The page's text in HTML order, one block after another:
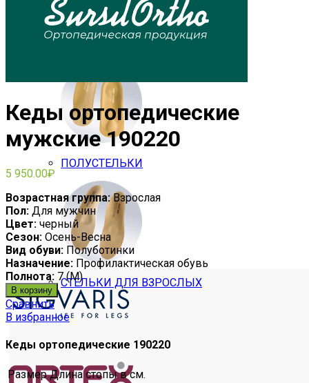
СТЕЛЬКИ ДЛЯ ДЕТЕЙ
ПОЛУСТЕЛЬКИ
СТЕЛЬКИ ДЛЯ ВЗРОСЛЫХ
Кеды ортопедические
мужские 190220
5 950.00₽
Возрастная группа:Взрослая
Пол: Для мужчин
Цвет: черный
Сезон: Осень-Весна
Вид обуви: Полуботинки
Назначение: Профилактическая обувь
Полнота: 7 (M)
В корзину
Сравнить
В избранное
Кеды ортопедические 190220
Размер Длина стопы в см.